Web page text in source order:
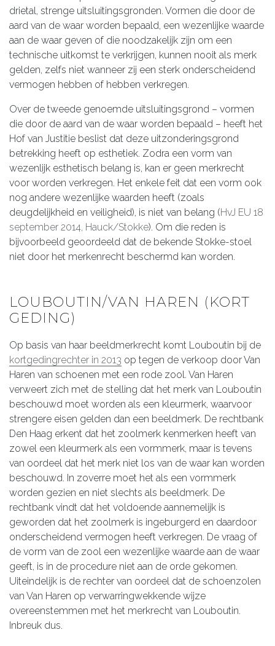
drietal, strenge uitsluitingsgronden. Vormen die door de
aard van de waar worden bepaald, een wezenlijke waarde
aan de waar geven of die noodzakelijk zijn om een
technische uitkomst te verkrijgen, kunnen nooit als merk
gelden, zelfs niet wanneer zij een sterk onderscheidend
vermogen hebben of hebben verkregen.
Over de tweede genoemde uitsluitingsgrond – vormen
die door de aard van de waar worden bepaald – heeft het
Hof van Justitie beslist dat deze uitzonderingsgrond
betrekking heeft op esthetiek. Zodra een vorm van
wezenlijk esthetisch belang is, kan er geen merkrecht
voor worden verkregen. Het enkele feit dat een vorm ook
nog andere wezenlijke waarden heeft (zoals
deugdelijkheid en veiligheid), is niet van belang (HvJ EU 18
september 2014, Hauck/Stokke). Om die reden is
bijvoorbeeld geoordeeld dat de bekende Stokke-stoel
niet door het merkenrecht beschermd kan worden.
LOUBOUTIN/VAN HAREN (KORT
GEDING)
Op basis van haar beeldmerkrecht komt Louboutin bij de
kortgedingrechter in 2013 op tegen de verkoop door Van
Haren van schoenen met een rode zool. Van Haren
verweert zich met de stelling dat het merk van Louboutin
beschouwd moet worden als een kleurmerk, waarvoor
strengere eisen gelden dan een beeldmerk. De rechtbank
Den Haag erkent dat het zoolmerk kenmerken heeft van
zowel een kleurmerk als een vormmerk, maar is tevens
van oordeel dat het merk niet los van de waar kan worden
beschouwd. In zoverre moet het als een vormmerk
worden gezien en niet slechts als beeldmerk. De
rechtbank vindt dat het voldoende aannemelijk is
geworden dat het zoolmerk is ingeburgerd en daardoor
onderscheidend vermogen heeft verkregen. De vraag of
de vorm van de zool een wezenlijke waarde aan de waar
geeft, is in de procedure niet aan de orde gekomen.
Uiteindelijk is de rechter van oordeel dat de schoenzolen
van Van Haren op verwarringwekkende wijze
overeenstemmen met het merkrecht van Louboutin.
Inbreuk dus.